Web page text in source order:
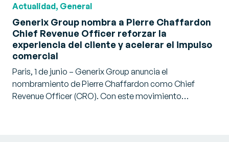
Actualidad, General
Generix Group nombra a Pierre Chaffardon
Chief Revenue Officer reforzar la
experiencia del cliente y acelerar el impulso
comercial
Paris, 1 de junio – Generix Group anuncia el
nombramiento de Pierre Chaffardon como Chief
Revenue Officer (CRO). Con este movimiento…